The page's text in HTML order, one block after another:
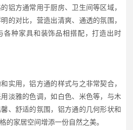
铝方通常用于厨房、卫生间等区域，
的对比，营造出清爽、通透的氛围，
各种家具和装饰品相搭配，打造出时
实用，铝方通的样式与之非常契合，
淡雅的色调，如白色、米色等，与木
、舒适的氛围，铝方通的几何形状和
的家居空间增添一份自然之美。